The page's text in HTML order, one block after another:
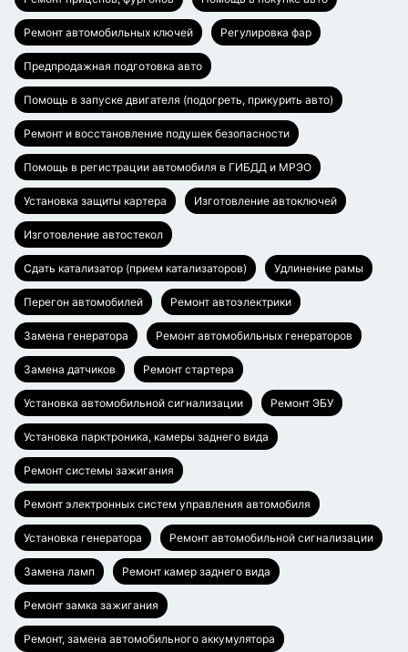
Ремонт автомобильных ключей Регулировка фар
Предпродажная подготовка авто
Помощь в запуске двигателя (подогреть, прикурить авто)
Ремонт и восстановление подушек безопасности
Помощь в регистрации автомобиля в ГИБДД и МРЭО
Установка защиты картера Изготовление автоключей
Изготовление автостекол
Сдать катализатор (прием катализаторов) Удлинение рамы
Перегон автомобилей Ремонт автоэлектрики
Замена генератора Ремонт автомобильных генераторов
Замена датчиков Ремонт стартера
Установка автомобильной сигнализации Ремонт ЭБУ
Установка парктроника, камеры заднего вида
Ремонт системы зажигания
Ремонт электронных систем управления автомобиля
Установка генератора Ремонт автомобильной сигнализации
Замена ламп Ремонт камер заднего вида
Ремонт замка зажигания
Ремонт, замена автомобильного аккумулятора